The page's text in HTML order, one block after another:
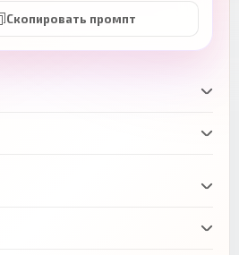
Скопировать промпт